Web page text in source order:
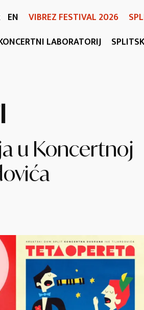
EN VIBREZ FESTIVAL 2026
LABORATORIJ
u Koncertnoj